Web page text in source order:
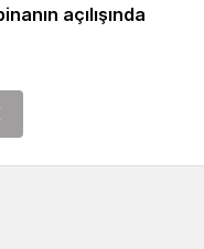
açılışında